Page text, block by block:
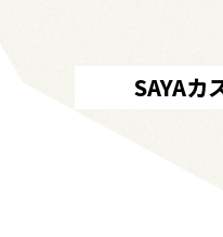
SAYAカ